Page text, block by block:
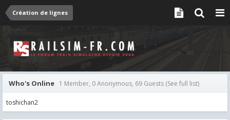
Création de lignes
Who's Online 1 Member, 0 Anonymous, 69 Guests (See full list)
toshichan2